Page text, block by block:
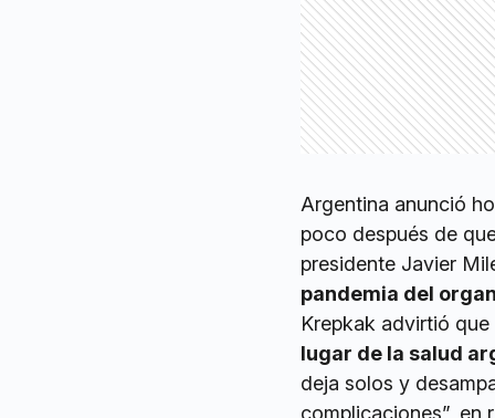
Argentina anunció
poco después de
presidente Javier
pandemia del
Krepkak advirtió
lugar de la salud
deja solos y
complicaciones”, en